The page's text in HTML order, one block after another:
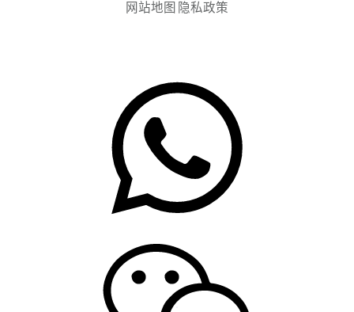
网站地图 隐私政策